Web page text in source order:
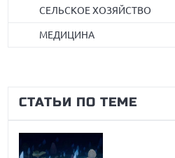
СЕЛЬСКОЕ ХОЗЯЙСТВО
МЕДИЦИНА
СТАТЬИ ПО ТЕМЕ